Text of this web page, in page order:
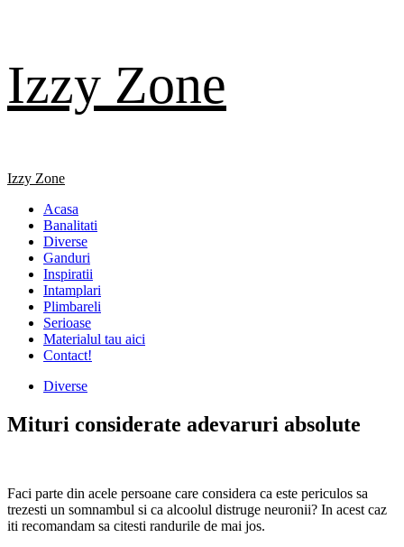
content
Izzy Zone
Primary
Izzy Zone
Acasa
Banalitati
Diverse
Ganduri
Inspiratii
Intamplari
Plimbareli
Serioase
Materialul tau aici
Contact!
Diverse
Mituri considerate adevaruri absolute
Faci parte din acele persoane care considera ca este periculos sa
trezesti un somnambul si ca alcoolul distruge neuronii? In acest caz
iti recomandam sa citesti randurile de mai jos.